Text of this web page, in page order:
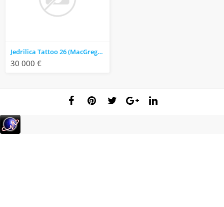
Jedrilica Tattoo 26 (MacGregor 26M)
30 000 €